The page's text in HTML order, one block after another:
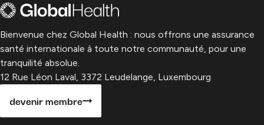
Bienvenue chez Global Health : nous offrons une assurance
santé internationale à toute notre communauté, pour une
tranquilité absolue.
12 Rue Léon Laval, 3372 Leudelange, Luxembourg
devenir membre